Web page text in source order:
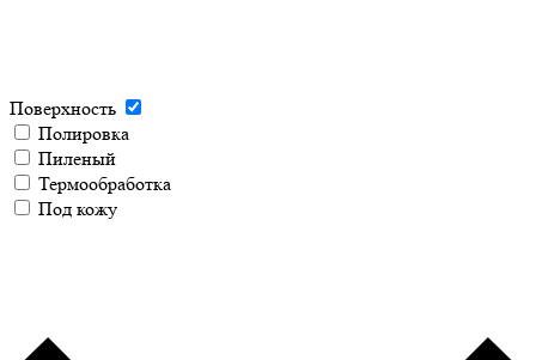
Поверхность
Полировка
Пиленый
Термообработка
Под кожу